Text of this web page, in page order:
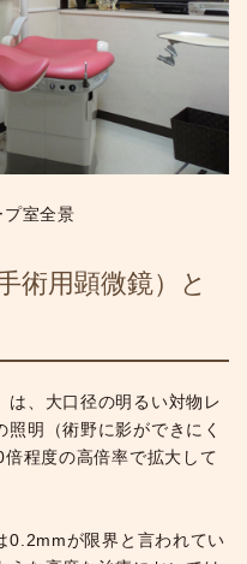
プ室全景
術用顕微鏡）と
は、大口径の明るい対物レ
明（術野に影ができにく
程度の高倍率で拡大して
0.2mmが限界と言われてい